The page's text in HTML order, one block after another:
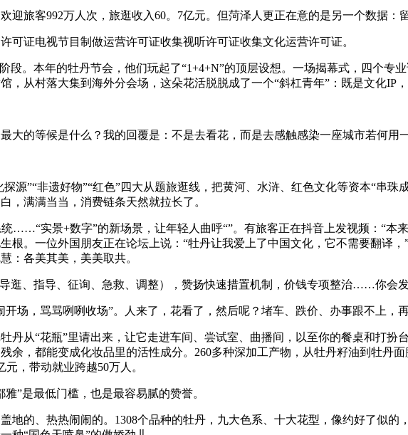
旅客992万人次，旅逛收入60。7亿元。但菏泽人更正在意的是另一个数据：
证电视节目制做运营许可证收集视听许可证收集文化运营许可证。
。本年的牡丹节会，他们玩起了“1+4+N”的顶层设想。一场揭幕式，四个专
，从村落大集到海外分会场，这朵花活脱脱成了一个“斜杠青年”：既是文化IP
的等候是什么？我的回覆是：不是去看花，而是去感触感染一座城市若何用
”“非遗好物”“红色”四大从题旅逛线，把黄河、水浒、红色文化等资本“串珠
满满当当，消费链条天然就拉长了。
实景+数字”的新场景，让年轻人曲呼“”。有旅客正在抖音上发视频：“本
根。一位外国朋友正在论坛上说：“牡丹让我爱上了中国文化，它不需要翻译
：各美其美，美美取共。
、指导、征询、急救、调整），赞扬快速措置机制，价钱专项整治……你会发
，骂骂咧咧收场”。人来了，花看了，然后呢？堵车、跌价、办事跟不上，再
从“花瓶”里请出来，让它走进车间、尝试室、曲播间，以至你的餐桌和打扮
余，都能变成化妆品里的活性成分。260多种深加工产物，从牡丹籽油到牡丹
，带动就业跨越50万人。
是最低门槛，也是最容易腻的赞誉。
的、热热闹闹的。1308个品种的牡丹，九大色系、十大花型，像约好了似的